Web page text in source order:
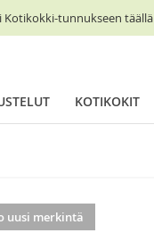
tunnukseen täällä
KOTIKOKIT
uusi merkintä